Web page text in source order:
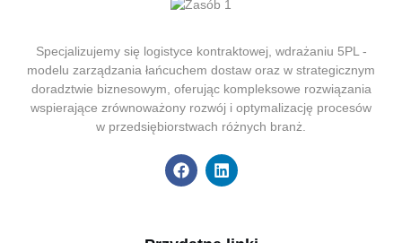
Specjalizujemy się logistyce kontraktowej, wdrażaniu 5PL -
modelu zarządzania łańcuchem dostaw oraz w strategicznym
doradztwie biznesowym, oferując kompleksowe rozwiązania
wspierające zrównoważony rozwój i optymalizację procesów
w przedsiębiorstwach różnych branż.